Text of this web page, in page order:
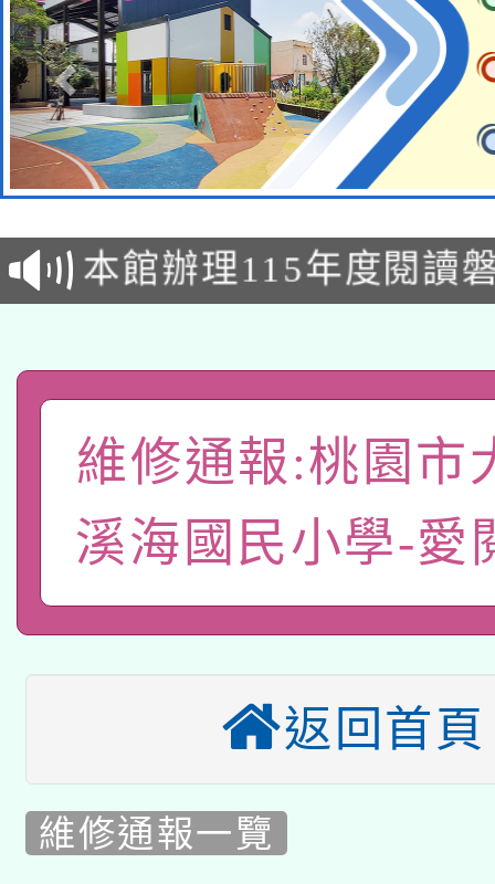
適應運動共學行動站研
本館辦理115年度閱讀
科技賦能─人工智慧
礎課程
A3數位素養講師名單
pilot」
有關大陸委員會函釋公
薪期間赴陸應申請許可
轉知經濟部水利署委託
業技術研究院辦理「
開 智慧啟航」
2026年桃園地景藝術節
「2026桃園藝術巡演
適應運動共學行動站研
本館辦理115年度閱讀
科技賦能─人工智慧
維修通報:桃園市
溪海國民小學-愛
返回首頁
維修通報一覽